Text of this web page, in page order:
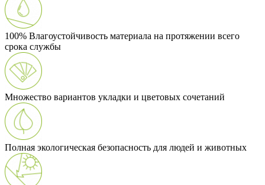
100% Влагоустойчивость материала на протяжении всего
срока службы
Множество вариантов укладки и цветовых сочетаний
Полная экологическая безопасность для людей и животных